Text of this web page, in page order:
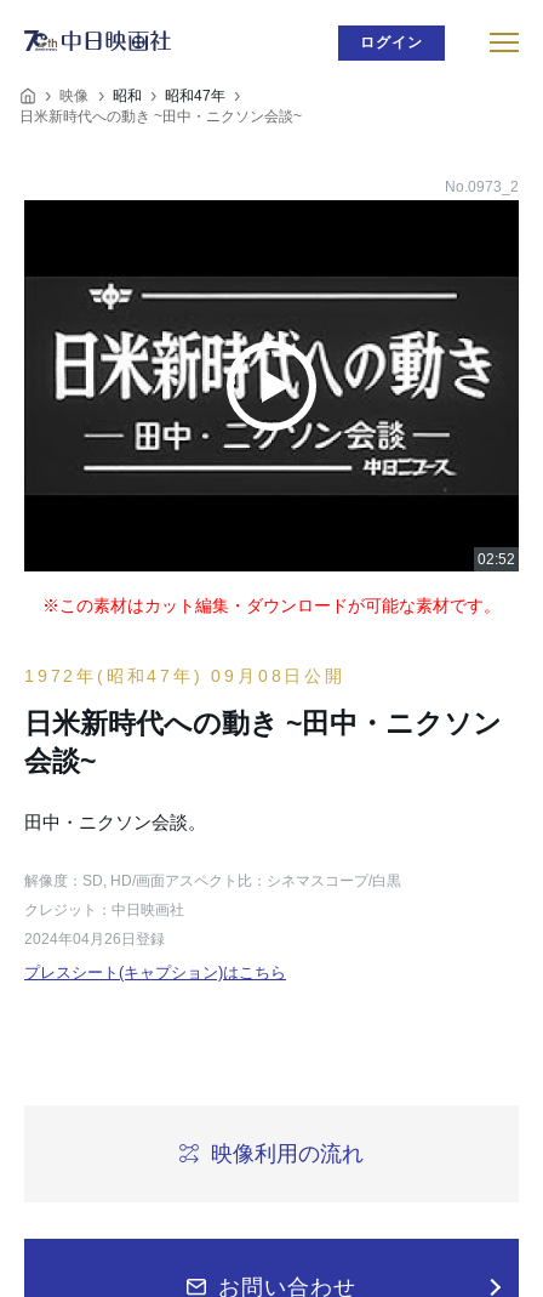
ログイン
映像 昭和
昭和47年
日米新時代への動き ~田中・ニクソン会談~
No.0973_2
※この素材はカット編集・ダウンロードが可能な素材です。
1972年(昭和47年) 09月08日公開
日米新時代への動き ~田中・ニクソン
会談~
田中・ニクソン会談。
解像度：SD, HD/画面アスペクト比：シネマスコープ/白黒
クレジット：中日映画社
2024年04月26日登録
プレスシート(キャプション)はこちら
映像利用の流れ
お問い合わせ